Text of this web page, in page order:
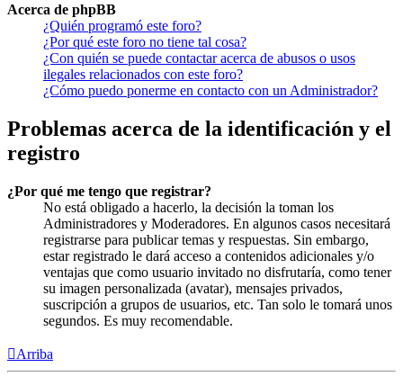
Acerca de phpBB
¿Quién programó este foro?
¿Por qué este foro no tiene tal cosa?
¿Con quién se puede contactar acerca de abusos o usos
ilegales relacionados con este foro?
¿Cómo puedo ponerme en contacto con un Administrador?
Problemas acerca de la identificación y el
registro
¿Por qué me tengo que registrar?
No está obligado a hacerlo, la decisión la toman los
Administradores y Moderadores. En algunos casos necesitará
registrarse para publicar temas y respuestas. Sin embargo,
estar registrado le dará acceso a contenidos adicionales y/o
ventajas que como usuario invitado no disfrutaría, como tener
su imagen personalizada (avatar), mensajes privados,
suscripción a grupos de usuarios, etc. Tan solo le tomará unos
segundos. Es muy recomendable.
Arriba